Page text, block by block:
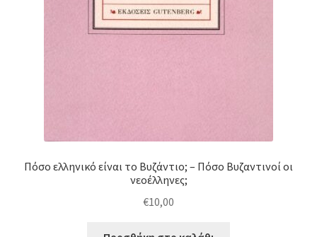
Πόσο ελληνικό είναι το Βυζάντιο; – Πόσο Βυζαντινοί οι
νεοέλληνες;
€10,00